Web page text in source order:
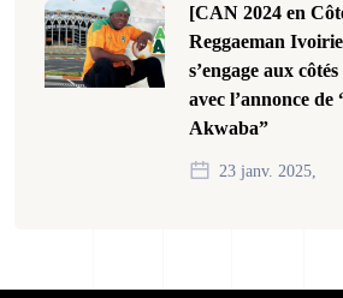
[CAN 2024 en
Reggaeman
s’engage aux
avec l’annonce
Akwaba”
23 janv. 2025,